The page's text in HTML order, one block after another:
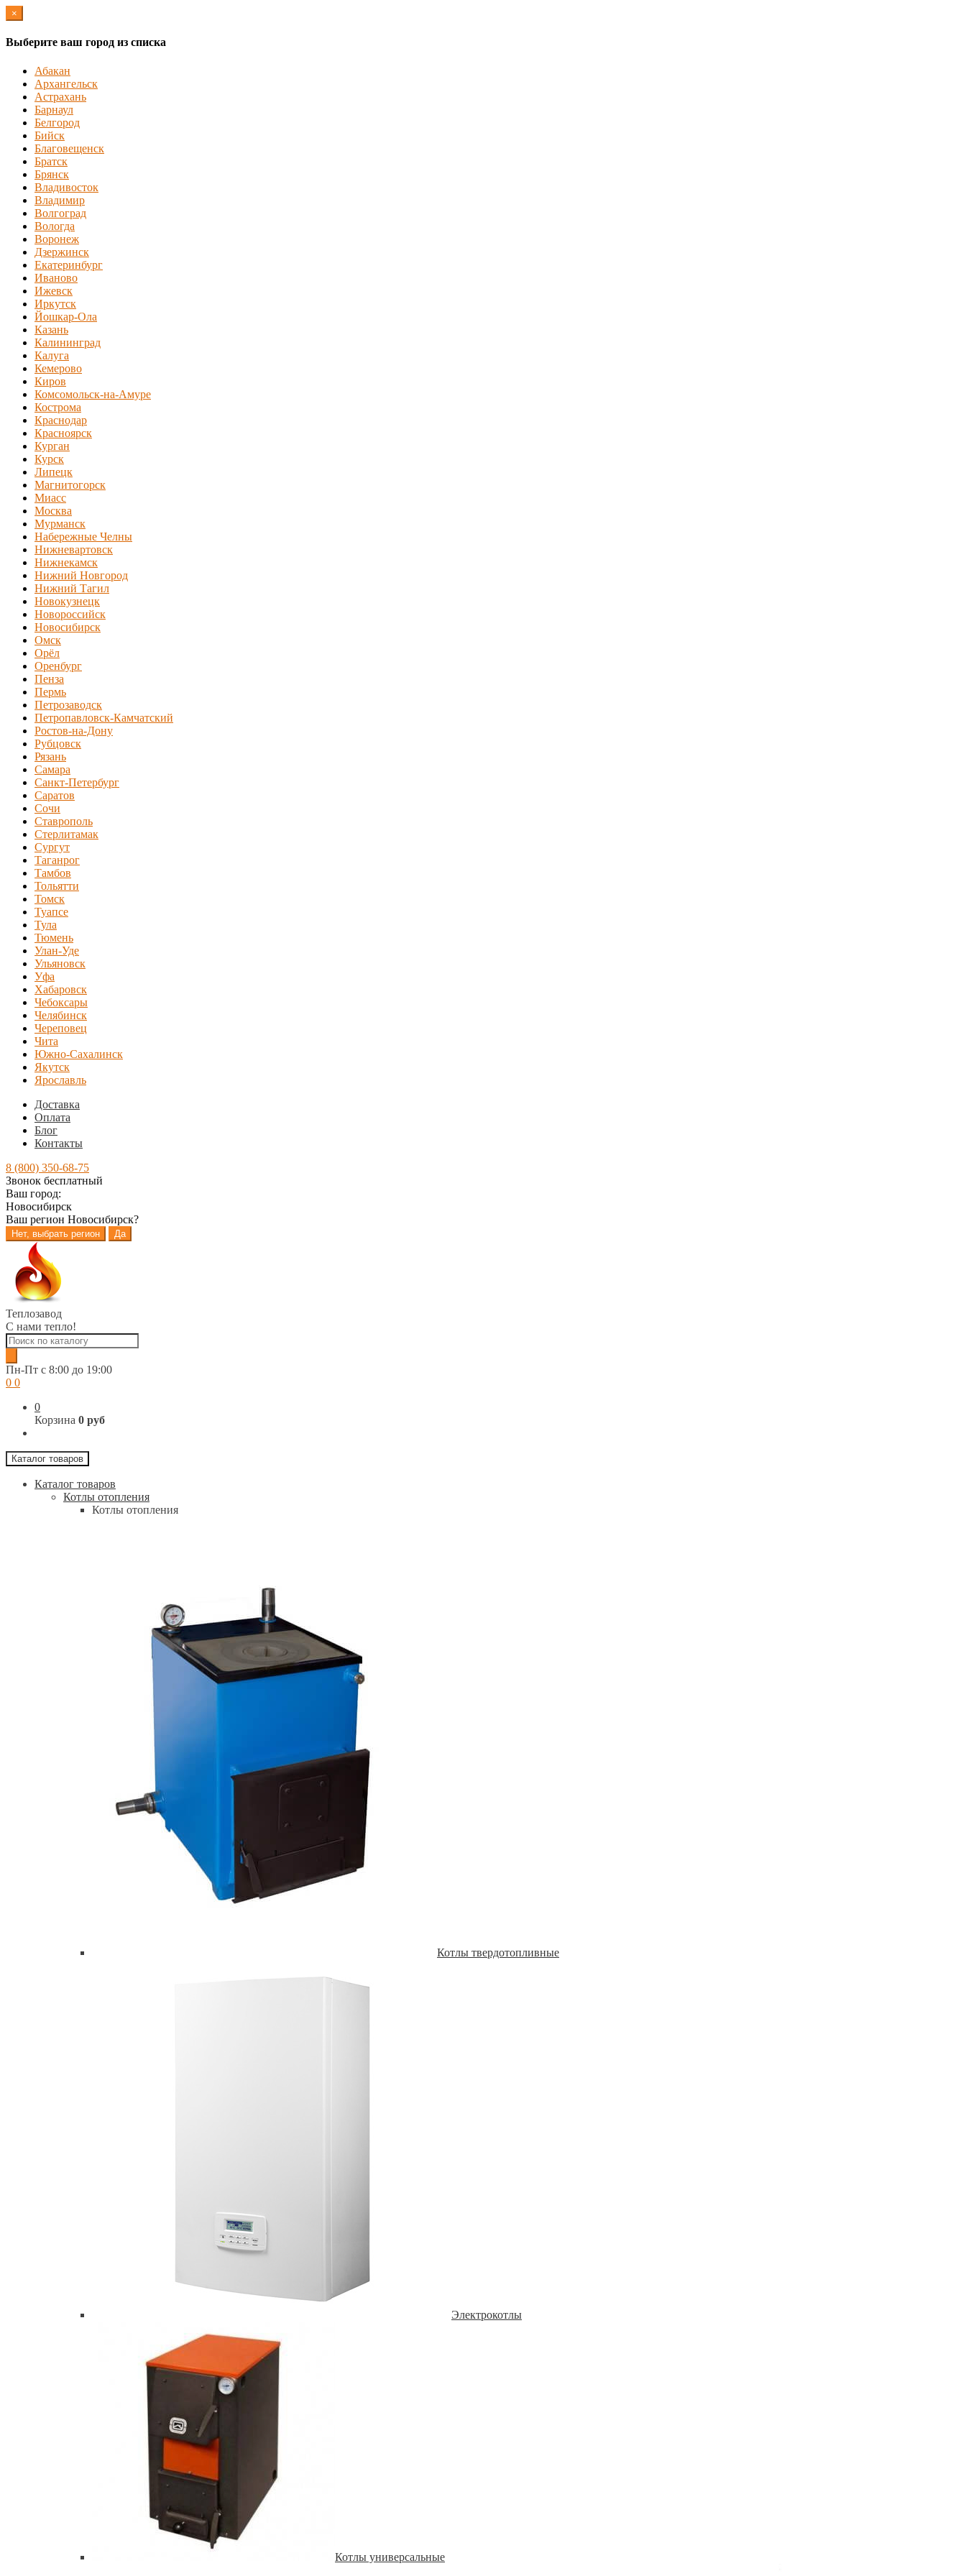
×
Выберите ваш город из списка
Абакан
Архангельск
Астрахань
Барнаул
Белгород
Бийск
Благовещенск
Братск
Брянск
Владивосток
Владимир
Волгоград
Вологда
Воронеж
Дзержинск
Екатеринбург
Иваново
Ижевск
Иркутск
Йошкар-Ола
Казань
Калининград
Калуга
Кемерово
Киров
Комсомольск-на-Амуре
Кострома
Краснодар
Красноярск
Курган
Курск
Липецк
Магнитогорск
Миасс
Москва
Мурманск
Набережные Челны
Нижневартовск
Нижнекамск
Нижний Новгород
Нижний Тагил
Новокузнецк
Новороссийск
Новосибирск
Омск
Орёл
Оренбург
Пенза
Пермь
Петрозаводск
Петропавловск-Камчатский
Ростов-на-Дону
Рубцовск
Рязань
Самара
Санкт-Петербург
Саратов
Сочи
Ставрополь
Стерлитамак
Сургут
Таганрог
Тамбов
Тольятти
Томск
Туапсе
Тула
Тюмень
Улан-Уде
Ульяновск
Уфа
Хабаровск
Чебоксары
Челябинск
Череповец
Чита
Южно-Сахалинск
Якутск
Ярославль
Доставка
Оплата
Блог
Контакты
8 (800) 350-68-75
Звонок бесплатный
Ваш город:
Новосибирск
Ваш регион Новосибирск?
Нет, выбрать регион Да
Перейти
навигации
Перейти
содержимому
Теплозавод
С нами тепло!
Поиск
товаров
Пн-Пт c 8:00 до 19:00
0 0
0
Корзина 0 руб
Каталог товаров
Каталог товаров
Котлы отопления
Котлы отопления
Котлы твердотопливные
Электрокотлы
Котлы универсальные